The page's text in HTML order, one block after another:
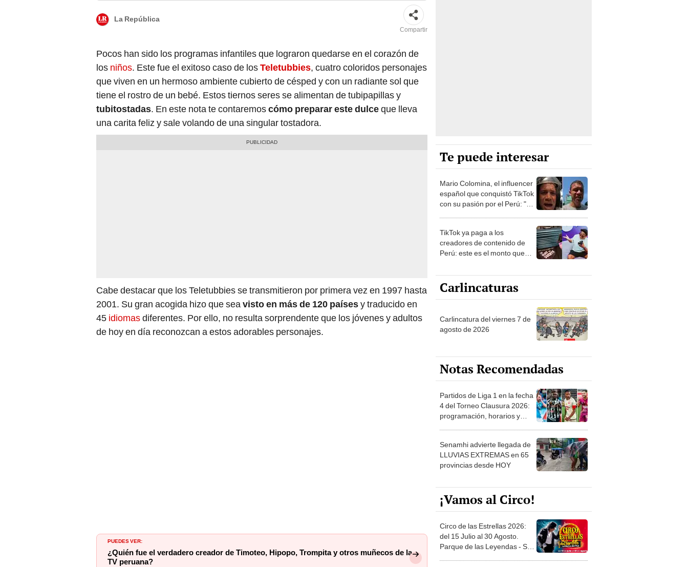
La República
Compartir
Pocos han sido los programas infantiles que lograron quedarse en el corazón de
los niños. Este fue el exitoso caso de losTeletubbies, cuatro coloridos personajes
que viven en un hermoso ambiente cubierto de césped y con un radiante sol que
tiene el rostro de un bebé. Estos tiernos seres se alimentan de tubipapillas y
tubitostadas. En este nota te contaremoscómo preparar este dulceque lleva
una carita feliz y sale volando de una singular tostadora.
Cabe destacar que los Teletubbies se transmitieron por primera vez en 1997 hasta
2001. Su gran acogida hizo que seavisto en más de 120 paísesy traducido en
45 idiomasdiferentes. Por ello, no resulta sorprendente que los jóvenes y adultos
de hoy en día reconozcan a estos adorables personajes.
PUEDES VER:
¿Quién fue el verdadero creador de Timoteo, Hipopo, Trompita y otros muñecos de la
TV peruana?
Te puede interesar
Mario Colomina, el influencer
español que conquistó TikTok
con su pasión por el Perú: "Mi
TikTok ya paga a los
creadores de contenido de
Perú: este es el monto que
1.000 vistas
Carlincaturas
Carlincatura del viernes 7 de
agosto de 2026
Notas Recomendadas
Partidos de Liga 1 en la fecha
4 del Torneo Clausura 2026:
programación, horarios y
Senamhi advierte llegada de
LLUVIAS EXTREMAS en 65
provincias desde HOY
¡Vamos al Circo!
Circo de las Estrellas 2026:
del 15 Julio al 30 Agosto.
Parque de las Leyendas - San